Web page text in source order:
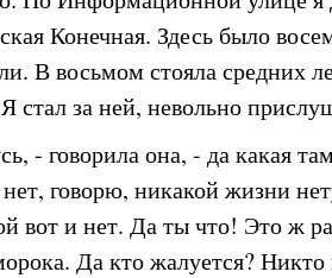
Конечная. Здесь было
В восьмом стояла средних
стал за ней, невольно
- говорила она, - да какая
говорю, никакой жизни
вот и нет. Да ты что! Это ж
Да кто жалуется?